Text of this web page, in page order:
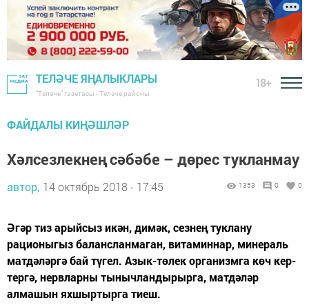
ТЕЛӘЧЕ ЯҢАЛЫКЛАРЫ
"Теләче" газетасы - Теләче районы
18+
ФАЙДАЛЫ КИҢӘШЛӘР
Хәлсезлекнең сәбәбе – дөрес тукланмау
автор, 14 октябрь 2018 - 17:45 1353 0 0
Әгәр тиз арыйсыз икән, димәк, сезнең туклану
рационыгыз балансланмаган, вита­миннар, минераль
матдәләргә бай түгел. Азык-төлек организмга көч кер­
тергә, нервларны тынычландырырга, мат­дәләр
алмашын яхшыртырга тиеш.